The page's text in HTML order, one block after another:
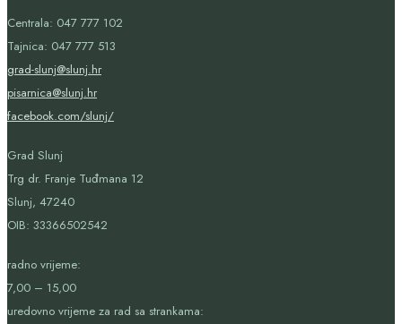
Centrala: 047 777 102
Tajnica: 047 777 513
grad-slunj@slunj.hr
pisarnica@slunj.hr
facebook.com/slunj/
Grad Slunj
Trg dr. Franje Tuđmana 12
Slunj, 47240
OIB: 33366502542
radno vrijeme:
7,00 – 15,00
uredovno vrijeme za rad sa strankama: